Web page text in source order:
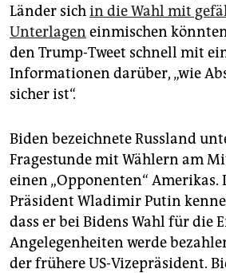
Länder sichin die Wahl mit
Unterlagen einmischen
den Trump-Tweet schnell mit
Informationen darüber, „wie
sicher ist“.
Biden bezeichnete Russland
Fragestunde mit Wählern am
einen „Opponenten“ Amerikas.
Präsident Wladimir Putin
dass er bei Bidens Wahl für die
Angelegenheiten werde
der frühere US-Vizepräsident.